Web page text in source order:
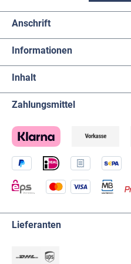
Anschrift
Informationen
Inhalt
Zahlungsmittel
Lieferanten